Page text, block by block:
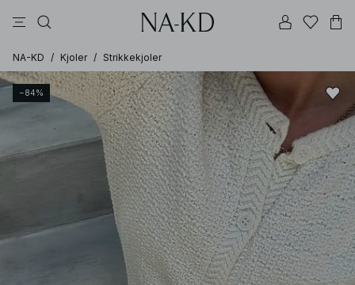
NA-KD / Kjoler / Strikkekjoler
−84%